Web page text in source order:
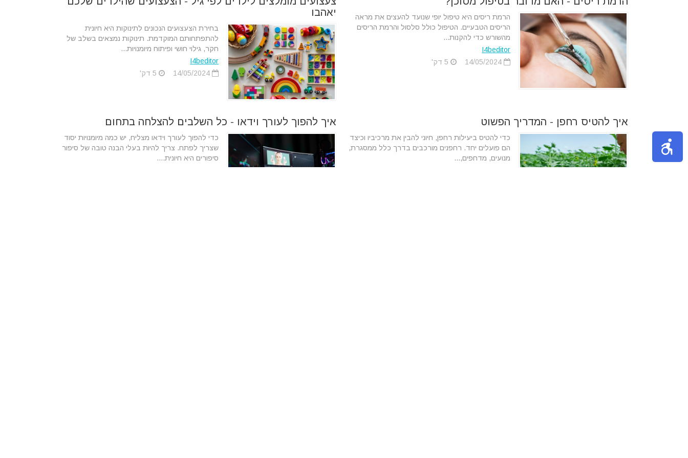
הרמת ריסים היא טיפול יופי שנועד להעצים את מראה
הריסים הטבעיים. הטיפול כולל סלסול והרמת הריסים
מהשורש כדי להקנות...
I4beditor
14/05/2024
5 דק'
יאהבו
בחירת הצעצועים הנכונים לתינוקות היא חיונית
להתפתחותם המוקדמת. תינוקות נמצאים בשלב של
חקר, גילוי חושי ופיתוח מיומנויות...
I4beditor
14/05/2024
5 דק'
איך להטיס רחפן - המדריך הפשוט
כדי להטיס ביעילות רחפן, חיוני להבין את מרכיביו וכיצד
הם פועלים יחד. רחפנים מורכבים בדרך כלל ממסגרת,
מנועים, מדחפים,...
איך להפוך לעורך וידאו - כל השלבים להצלחה בתחום
כדי להפוך לעורך וידאו מצליח, יש כמה מיומנויות יסוד
שצריך לפתח. צריך להיות בעלי הבנה טובה של סיפור
סיפורים היא חיונית....